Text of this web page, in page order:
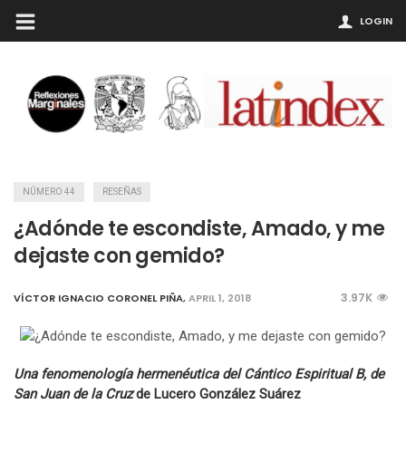
LOGIN
NÚMERO 44 RESEÑAS
¿Adónde te escondiste, Amado, y me
dejaste con gemido?
VÍCTOR IGNACIO CORONEL PIÑA,APRIL 1, 2018 3.97K
Una fenomenología hermenéutica del Cántico Espiritual B, de
San Juan de la Cruzde Lucero González Suárez